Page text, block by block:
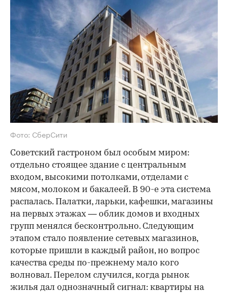
Фото: СберСити
Советский гастроном был особым миром:
отдельно стоящее здание с центральным
входом, высокими потолками, отделами с
мясом, молоком и бакалеей. В 90-е эта система
распалась. Палатки, ларьки, кафешки, магазины
на первых этажах — облик домов и входных
групп менялся бесконтрольно. Следующим
этапом стало появление сетевых магазинов,
которые пришли в каждый район, но вопрос
качества среды по-прежнему мало кого
волновал. Перелом случился, когда рынок
жилья дал однозначный сигнал: квартиры на